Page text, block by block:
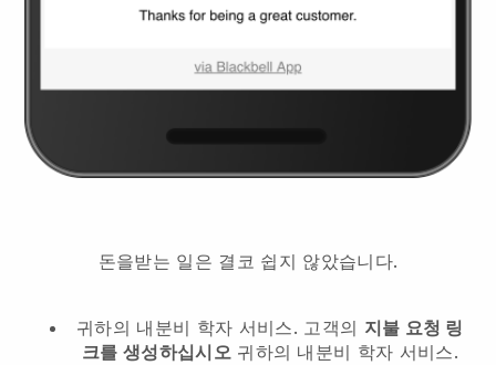
돈을받는 일은 결코 쉽지 않았습니다.
귀하의 내분비 학자 서비스. 고객의 지불 요청 링
크를 생성하십시오 귀하의 내분비 학자 서비스.